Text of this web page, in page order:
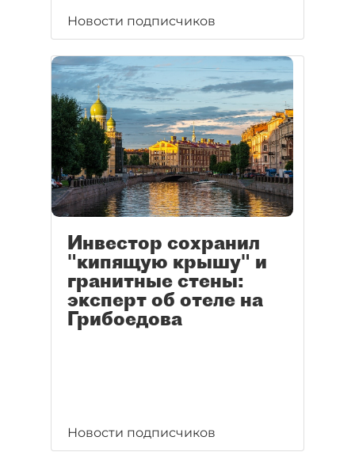
Новости подписчиков
Инвестор сохранил
"кипящую крышу" и
гранитные стены:
эксперт об отеле на
Грибоедова
Новости подписчиков